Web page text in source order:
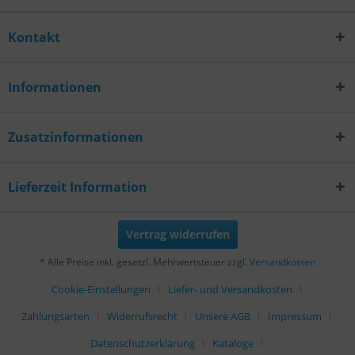
Kontakt
Informationen
Zusatzinformationen
Lieferzeit Information
Vertrag widerrufen
* Alle Preise inkl. gesetzl. Mehrwertsteuer zzgl. Versandkosten
Cookie-Einstellungen
Liefer- und Versandkosten
Zahlungsarten
Widerrufsrecht Unsere AGB
Impressum
Datenschutzerklärung
Kataloge